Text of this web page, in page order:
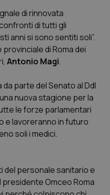
di rinnovata
di tutti gli
anni si sono sentiti soli”.
di Roma dei
Antonio Magi.
da parte del Senato al Ddl
nuova stagione per la
le forze parlamentari
e lavoreranno in futuro
soli i medici.
del personale sanitario e
Omceo Roma